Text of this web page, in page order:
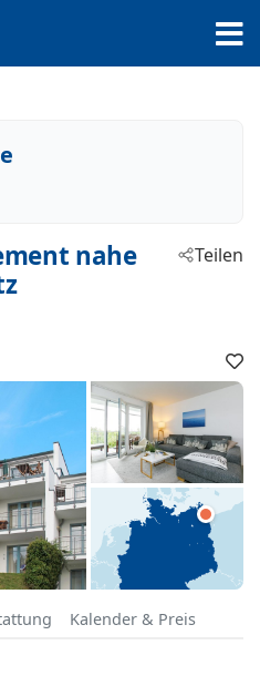
nahe
Teilen
Kalender & Preis